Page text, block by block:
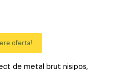
oferta!
de metal brut nisipos,